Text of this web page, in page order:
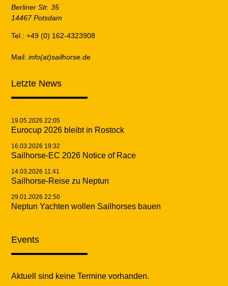
Berliner Str. 35
14467 Potsdam
Tel.: +49 (0) 162-4323908
Mail:info(at)sailhorse.de
Letzte News
19.05.2026 22:05
Eurocup 2026 bleibt in Rostock
16.03.2026 19:32
Sailhorse-EC 2026 Notice of Race
14.03.2026 11:41
Sailhorse-Reise zu Neptun
29.01.2026 22:50
Neptun Yachten wollen Sailhorses bauen
Events
Aktuell sind keine Termine vorhanden.